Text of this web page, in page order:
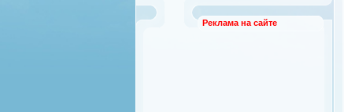
Реклама на сайте